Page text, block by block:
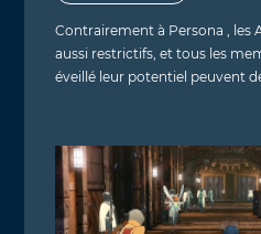
Contrairement à Persona , les
aussi restrictifs, et tous les
éveillé leur potentiel peuvent